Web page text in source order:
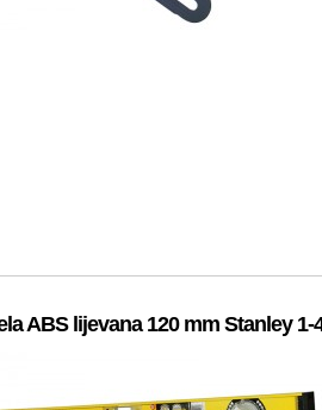
ABS lijevana 120 mm Stanley 1-